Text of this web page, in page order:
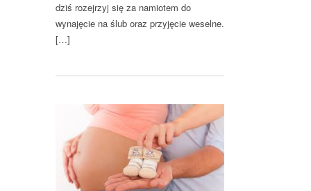
dziś rozejrzyj się za namiotem do
wynajęcie na ślub oraz przyjęcie weselne.
[…]